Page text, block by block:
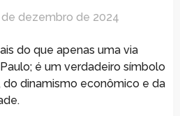
de dezembro de 2024
do que apenas uma via
é um verdadeiro símbolo
do dinamismo econômico e da